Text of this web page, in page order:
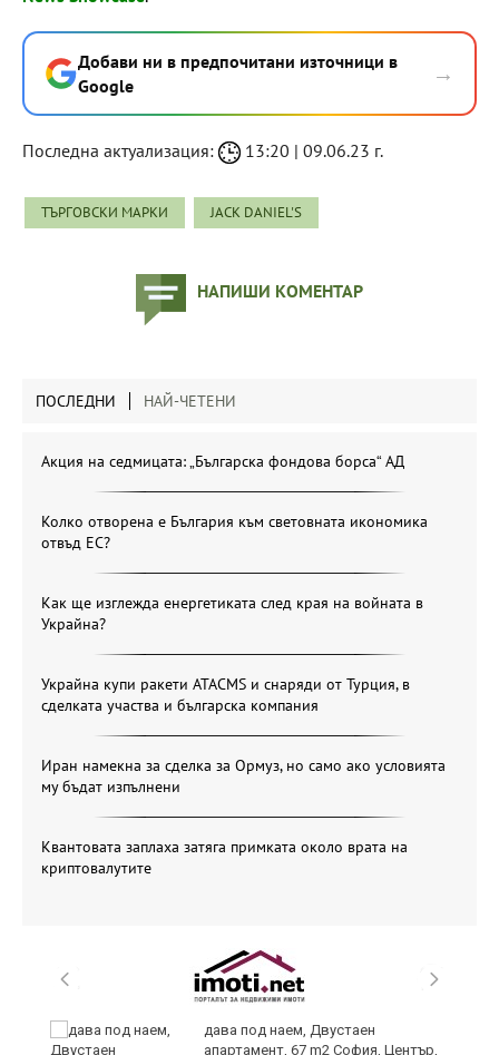
Добави ни в предпочитани източници в
Google
→
Последна актуализация: 13:20 | 09.06.23 г.
ТЪРГОВСКИ МАРКИ JACK DANIEL'S
НАПИШИ КОМЕНТАР
ПОСЛЕДНИ НАЙ-ЧЕТЕНИ
Акция на седмицата: „Българска фондова борса“ АД
Колко отворена е България към световната икономика
отвъд ЕС?
Как ще изглежда енергетиката след края на войната в
Украйна?
Украйна купи ракети ATACMS и снаряди от Турция, в
сделката участва и българска компания
Иран намекна за сделка за Ормуз, но само ако условията
му бъдат изпълнени
Квантовата заплаха затяга примката около врата на
криптовалутите
дава под наем, Двустаен
апартамент, 67 m2 София, Център,